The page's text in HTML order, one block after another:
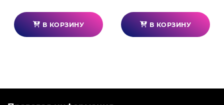
В КОРЗИНУ В КОРЗИНУ